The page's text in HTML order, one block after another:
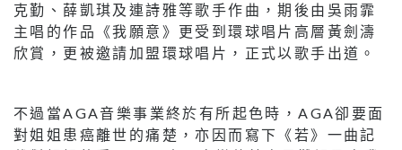
克勤、薛凱琪及連詩雅等歌手作曲，期後由吳雨霏
主唱的作品《我願意》更受到環球唱片高層黃劍濤
欣賞，更被邀請加盟環球唱片，正式以歌手出道。
不過當AGA音樂事業終於有所起色時，AGA卻要面
對姐姐患癌離世的痛楚，亦因而寫下《若》一曲記